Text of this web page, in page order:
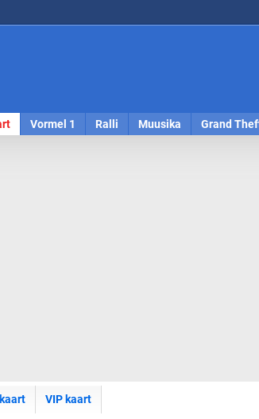
Vormel 1 Ralli Muusika Grand
VIP kaart